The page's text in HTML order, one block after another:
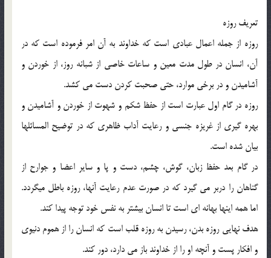
تعريف روزه
روزه از جمله اعمال عبادي است كه خداوند به آن امر فرموده است كه در
آن، انسان در طول مدت معين و ساعات خاصي از شبانه روز، از خوردن و
آشاميدن و در برخي موارد، حتي صحبت كردن دست مي كشد.
روزه در گام اول عبارت است از حفظ شكم و شهوت از خوردن و آشاميدن و
بهره گيري از غريزه جنسي و رعايت آداب ظاهري كه در توضيح المسائلها
بيان شده است.
در گام بعد حفظ زبان، گوش، چشم، دست و پا و ساير اعضا و جوارح از
گناهان را دربر مي گيرد كه در صورت عدم رعايت آنها، روزه باطل ميگردد.
اما همه اينها بهانه اي است تا انسان بيشتر به نفس خود توجه پيدا كند.
هدف نهايي روزه بدن، رسيدن به روزه قلب است كه انسان را از هموم دنيوي
و افكار پست و آنچه او را از خداوند باز مي دارد، دور كند.